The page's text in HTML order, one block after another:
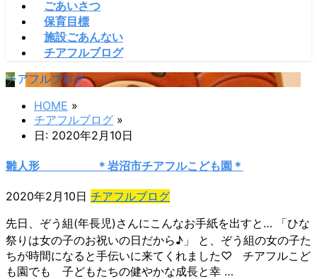
ごあいさつ
保育目標
施設ごあんない
チアフルブログ
チアフルブログ
HOME »
チアフルブログ »
日: 2020年2月10日
雛人形 ＊岩沼市チアフルこども園＊
2020年2月10日 チアフルブログ
先日、ぞう組(年長児)さんにこんなお手紙を出すと… 「ひな
祭りは女の子のお祝いの日だから♪」 と、ぞう組の女の子た
ちが時間になると手伝いに来てくれました♡ チアフルこど
も園でも 子どもたちの健やかな成長と幸 …